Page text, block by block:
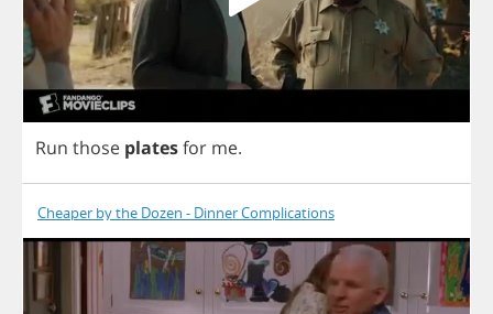
Run those platesfor me.
Cheaper by the Dozen - Dinner Complications